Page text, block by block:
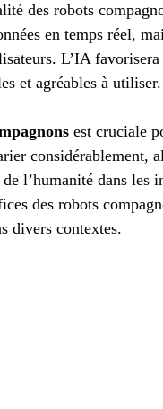
des robots
en temps réel,
L’IA
et agréables à utiliser.
est cruciale
considérablement,
l’humanité dans les
des robots
divers contextes.